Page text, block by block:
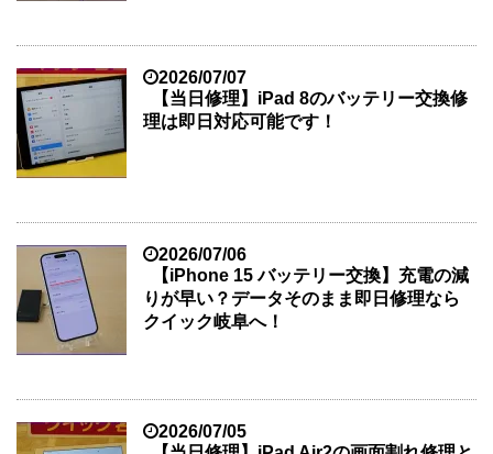
2026/07/07
【当日修理】iPad 8のバッテリー交換修
理は即日対応可能です！
2026/07/06
【iPhone 15 バッテリー交換】充電の減
りが早い？データそのまま即日修理なら
クイック岐阜へ！
2026/07/05